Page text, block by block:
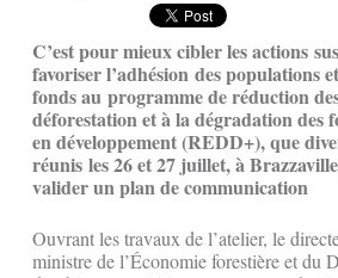
C’est pour mieux cibler les actions
favoriser l’adhésion des populations
fonds au programme de réduction
déforestation et à la dégradation des
en développement (REDD+), que
réunis les 26 et 27 juillet, à
valider un plan de communication
Ouvrant les travaux de l’atelier, le
ministre de l’Économie forestière et du